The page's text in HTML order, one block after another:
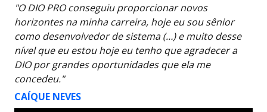
"O DIO PRO conseguiu proporcionar novos
horizontes na minha carreira, hoje eu sou sênior
como desenvolvedor de sistema (…) e muito desse
nível que eu estou hoje eu tenho que agradecer a
DIO por grandes oportunidades que ela me
concedeu."
CAÍQUE NEVES